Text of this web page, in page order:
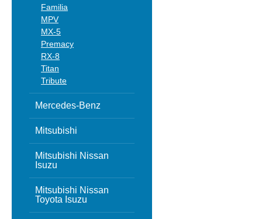
Familia
MPV
MX-5
Premacy
RX-8
Titan
Tribute
Mercedes-Benz
Mitsubishi
Mitsubishi Nissan
Isuzu
Mitsubishi Nissan
Toyota Isuzu